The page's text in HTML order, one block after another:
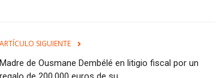
ARTÍCULO SIGUIENTE
Madre de Ousmane Dembélé en litigio fiscal por un